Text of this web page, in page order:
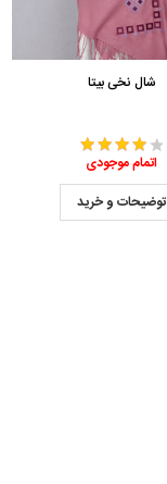
شال نخی بیتا
اتمام موجودی
توضیحات و خرید